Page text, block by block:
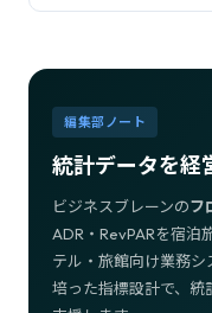
編集部ノート
統計データを経
ビジネスブレーンのフ
ADR・RevPARを宿泊
テル・旅館向け業務
培った指標設計で、統